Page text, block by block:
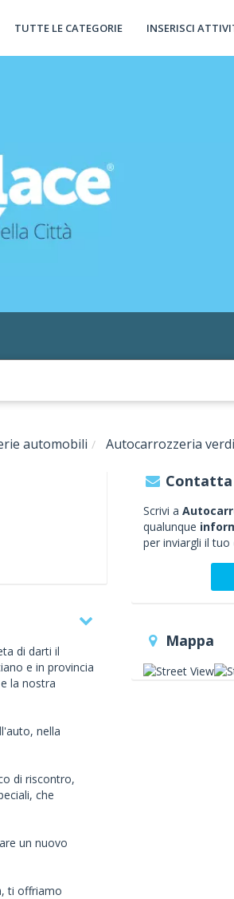
TUTTE LE CATEGORIE INSERISCI
automobili Autocarrozzeria verdi
di darti il
e in provincia
la nostra
nella
di riscontro,
che
un nuovo
ti offriamo
Contatta
Scrivi a
qualunque
per inviargli il tuo
Mappa